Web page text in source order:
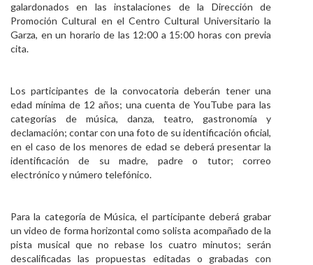
galardonados en las instalaciones de la Dirección de
Promoción Cultural en el Centro Cultural Universitario la
Garza, en un horario de las 12:00 a 15:00 horas con previa
cita.
Los participantes de la convocatoria deberán tener una
edad mínima de 12 años; una cuenta de YouTube para las
categorías de música, danza, teatro, gastronomía y
declamación; contar con una foto de su identifi­cación o­ficial,
en el caso de los menores de edad se deberá presentar la
identifi­cación de su madre, padre o tutor; correo
electrónico y número telefónico.
Para la categoría de Música, el participante deberá grabar
un video de forma horizontal como solista acompañado de la
pista musical que no rebase los cuatro minutos; serán
descali­ficadas las propuestas editadas o grabadas con